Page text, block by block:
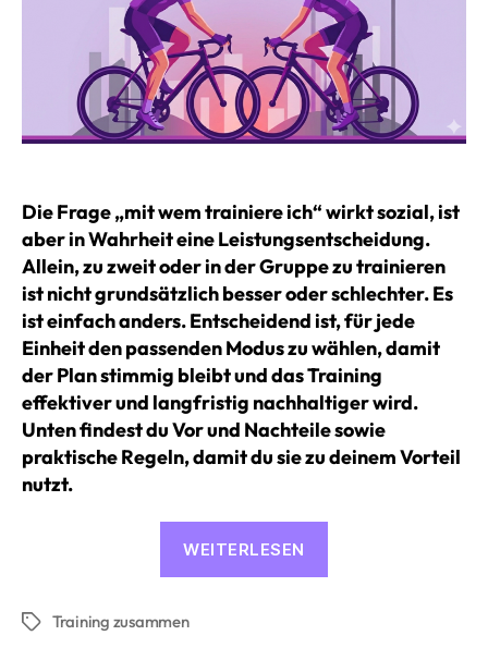
Die Frage „mit wem trainiere ich“ wirkt sozial, ist
aber in Wahrheit eine Leistungsentscheidung.
Allein, zu zweit oder in der Gruppe zu trainieren
ist nicht grundsätzlich besser oder schlechter. Es
ist einfach anders. Entscheidend ist, für jede
Einheit den passenden Modus zu wählen, damit
der Plan stimmig bleibt und das Training
effektiver und langfristig nachhaltiger wird.
Unten findest du Vor und Nachteile sowie
praktische Regeln, damit du sie zu deinem Vorteil
nutzt.
WEITERLESEN
Schlagwörter
Training zusammen